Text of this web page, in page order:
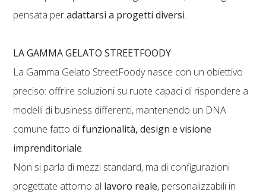
pensata peradattarsi a progetti diversi.
LA GAMMA GELATO STREETFOODY
La Gamma Gelato StreetFoody nasce con un obiettivo
preciso: offrire soluzioni su ruote capaci di rispondere a
modelli di business differenti, mantenendo un DNA
comune fatto difunzionalità, design e visione
imprenditoriale.
Non si parla di mezzi standard, ma di configurazioni
progettate attorno al lavoro reale, personalizzabili in